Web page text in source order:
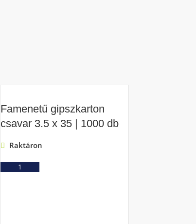
Famenetű gipszkarton
csavar 3.5 x 35 | 1000 db
Raktáron